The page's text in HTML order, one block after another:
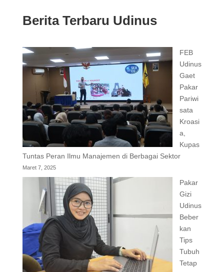
Berita Terbaru Udinus
FEB
Udinus
Gaet
Pakar
Pariwi
sata
Kroasi
a,
Kupas
Tuntas Peran Ilmu Manajemen di Berbagai Sektor
Maret 7, 2025
Pakar
Gizi
Udinus
Beber
kan
Tips
Tubuh
Tetap